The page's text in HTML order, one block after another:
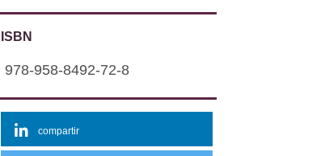
ISBN
978-958-8492-72-8
compartir